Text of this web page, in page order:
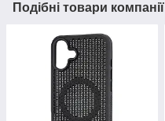
Подібні товари компанії